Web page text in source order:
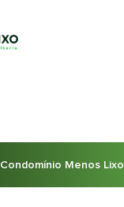
Condomínio Menos Lixo